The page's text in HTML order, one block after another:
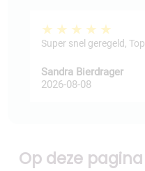
★★★★★
Super snel geregeld, Top
Sandra Bierdrager
2026-08-08
Op deze pagina